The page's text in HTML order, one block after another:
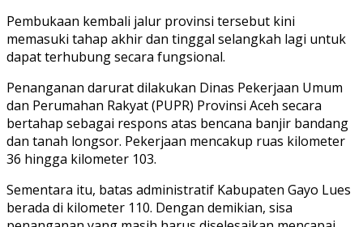
Pembukaan kembali jalur provinsi tersebut kini
memasuki tahap akhir dan tinggal selangkah lagi untuk
dapat terhubung secara fungsional.
Penanganan darurat dilakukan Dinas Pekerjaan Umum
dan Perumahan Rakyat (PUPR) Provinsi Aceh secara
bertahap sebagai respons atas bencana banjir bandang
dan tanah longsor. Pekerjaan mencakup ruas kilometer
36 hingga kilometer 103.
Sementara itu, batas administratif Kabupaten Gayo Lues
berada di kilometer 110. Dengan demikian, sisa